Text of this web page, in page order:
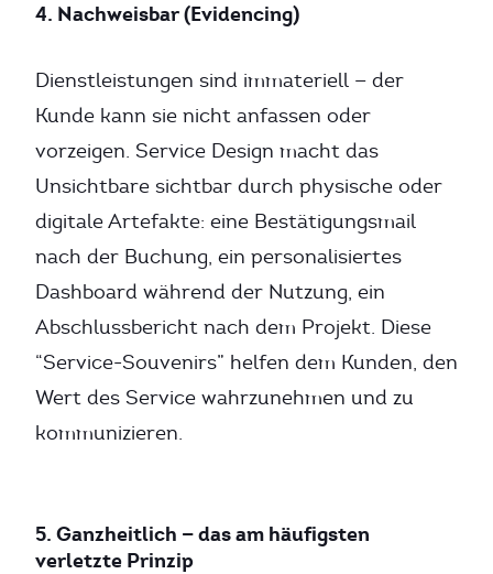
4. Nachweisbar (Evidencing)
Dienstleistungen sind immateriell — der
Kunde kann sie nicht anfassen oder
vorzeigen. Service Design macht das
Unsichtbare sichtbar durch physische oder
digitale Artefakte: eine Bestätigungsmail
nach der Buchung, ein personalisiertes
Dashboard während der Nutzung, ein
Abschlussbericht nach dem Projekt. Diese
“Service-Souvenirs” helfen dem Kunden, den
Wert des Service wahrzunehmen und zu
kommunizieren.
5. Ganzheitlich — das am häufigsten
verletzte Prinzip